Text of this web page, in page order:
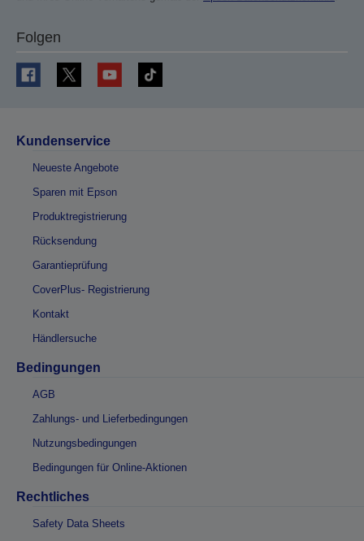
Folgen
Kundenservice
Neueste Angebote
Sparen mit Epson
Produktregistrierung
Rücksendung
Garantieprüfung
CoverPlus- Registrierung
Kontakt
Händlersuche
Bedingungen
AGB
Zahlungs- und Lieferbedingungen
Nutzungsbedingungen
Bedingungen für Online-Aktionen
Rechtliches
Safety Data Sheets